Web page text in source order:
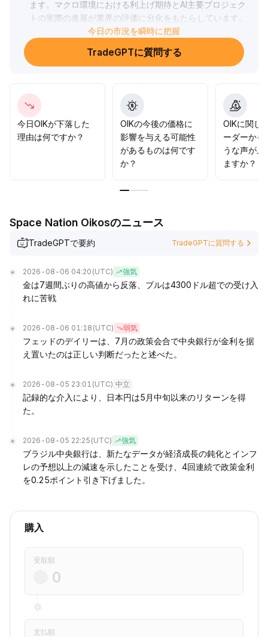
ます。マクロ環境における利上げ期待とAI主要プロジェク
トの実際の進展が業界の評価に分化をもたらしています。
OIKが今後評価の回復を果たせるかどうかは、AIエコシステ
ムの展開状況と出来高の回復にかかっています。0
0095 USDTのサポートの有効性および0
期的には防御的運用を重視してください。
今日の市況を瞬時に把握
TradeGPTに質問する
今日OIKが下落した
理由は何ですか？
OIKの今後の価格に
影響を与える可能性
があるものは何です
か？
OIKに関し
ーダーから
うな声が上
ますか？
Space Nation Oikosのニュース
TradeGPTで要約 TradeGPTに質問する
2026-08-06 04:20 (UTC) 強気
金は7週間ぶりの高値から反落、ブルは4300ドル超での受け入
れに苦戦
2026-08-06 01:18 (UTC) 弱気
フェッドのデイリーは、7月の政策会合で中央銀行が金利を据
え置いたのは正しい判断だったと述べた。
2026-08-05 23:01 (UTC) 中立
記録的な介入により、日本円は5月中旬以来のリターンを得
た。
2026-08-05 22:25 (UTC) 強気
ブラジル中央銀行は、新たなデータが経済成長の鈍化とインフ
レの予想以上の減速を示したことを受け、4回連続で政策金利
を0.25ポイント引き下げました。
購入
受取額
支払額